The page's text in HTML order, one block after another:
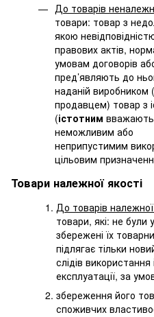
До товарів
товари: товар з
якою
правових актів,
умовам договорів
пред’являють до
наданій виробником
продавцем) товар з
(істотним вважають
неможливим або
неприпустимим
цільовим
Товари належної якості
До товарів належної
товари, які: не були
збережені їх
підлягає тільки
слідів
експлуатації, за
збереження його
споживчих